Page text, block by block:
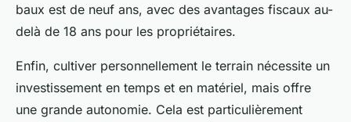
baux est de neuf ans, avec des avantages fiscaux au-
delà de 18 ans pour les propriétaires.
Enfin, cultiver personnellement le terrain nécessite un
investissement en temps et en matériel, mais offre
une grande autonomie. Cela est particulièrement